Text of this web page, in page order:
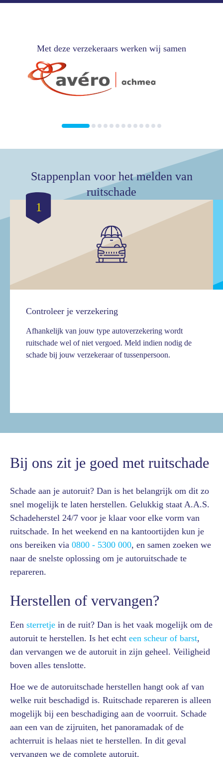
Met deze verzekeraars werken wij samen
Stappenplan voor het melden van
ruitschade
1
Controleer je verzekering
Afhankelijk van jouw type autoverzekering wordt
ruitschade wel of niet vergoed. Meld indien nodig de
schade bij jouw verzekeraar of tussenpersoon.
Bij ons zit je goed met ruitschade
Schade aan je autoruit? Dan is het belangrijk om dit zo
snel mogelijk te laten herstellen. Gelukkig staat A.A.S.
Schadeherstel 24/7 voor je klaar voor elke vorm van
ruitschade. In het weekend en na kantoortijden kun je
ons bereiken via 0800 - 5300 000, en samen zoeken we
naar de snelste oplossing om je autoruitschade te
repareren.
Herstellen of vervangen?
Een sterretje in de ruit? Dan is het vaak mogelijk om de
autoruit te herstellen. Is het echt een scheur of barst,
dan vervangen we de autoruit in zijn geheel. Veiligheid
boven alles tenslotte.
Hoe we de autoruitschade herstellen hangt ook af van
welke ruit beschadigd is. Ruitschade repareren is alleen
mogelijk bij een beschadiging aan de voorruit. Schade
aan een van de zijruiten, het panoramadak of de
achterruit is helaas niet te herstellen. In dit geval
vervangen we de complete autoruit.